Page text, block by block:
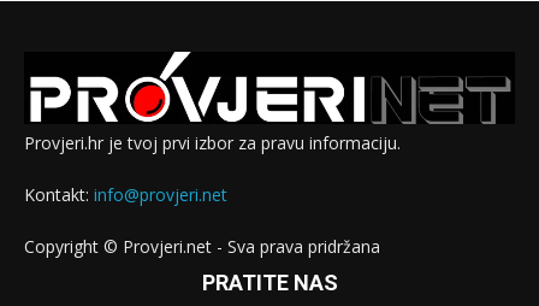
Provjeri.hr je tvoj prvi izbor za pravu informaciju.
Kontakt: info@provjeri.net
Copyright © Provjeri.net - Sva prava pridržana
PRATITE NAS